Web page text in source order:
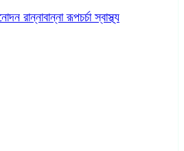
রান্নাবান্নারূপচর্চাস্বাস্থ্য